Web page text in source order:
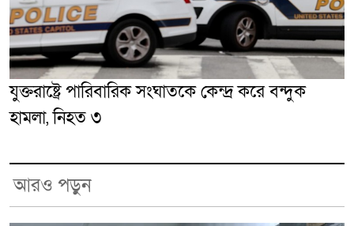
যুক্তরাষ্ট্রে পারিবারিক সংঘাতকে কেন্দ্র করে বন্দুক
হামলা, নিহত ৩
আরও পড়ুন